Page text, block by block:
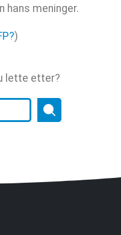
hans meninger.
)
lette etter?